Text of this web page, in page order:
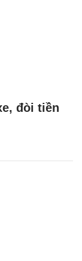
đòi tiền